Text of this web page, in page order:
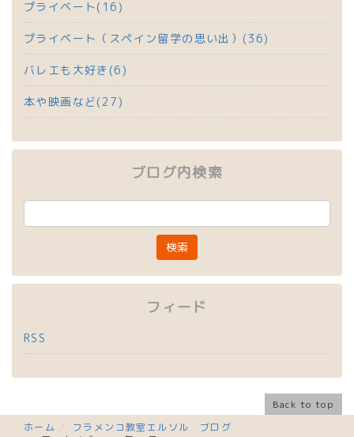
プライベート(16)
プライベート（スペイン留学の思い出）(36)
バレエも大好き(6)
本や映画など(27)
ブログ内検索
フィード
RSS
Back to top
ホーム
フラメンコ教室エルソル ブログ